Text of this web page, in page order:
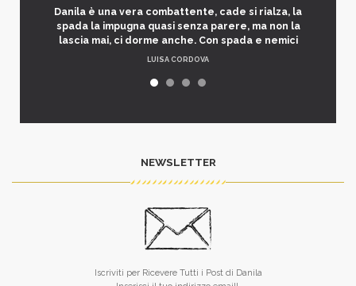
Danila è una vera combattente, cade si rialza, la
spada la impugna quasi senza parere, ma non la
lascia mai, ci dorme anche. Con spada e nemici
LUISA CORDOVA
NEWSLETTER
Iscriviti per Ricevere Tutti i Post di Danila